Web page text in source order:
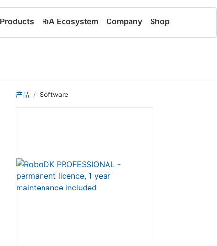
Products RiA Ecosystem Company Shop
产品 Software